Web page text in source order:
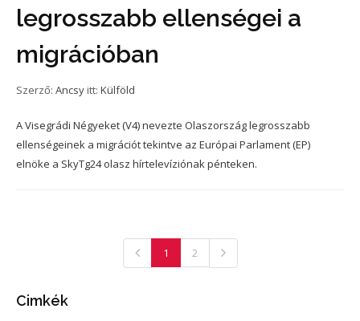
legrosszabb ellenségei a
migrációban
Szerző: Ancsy itt: Külföld
A Visegrádi Négyeket (V4) nevezte Olaszország legrosszabb
ellenségeinek a migrációt tekintve az Európai Parlament (EP)
elnöke a SkyTg24 olasz hírtelevíziónak pénteken.
1 2
Cimkék